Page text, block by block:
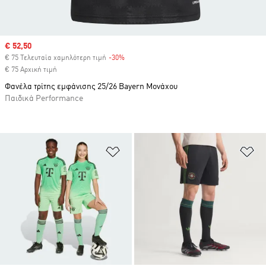
Προσθήκη στη Λίστα Επιθυμιών
Sale price
€ 52,50
€ 75 Τελευταία χαμηλότερη τιμή -30%
€ 75 Αρχική τιμή
Φανέλα τρίτης εμφάνισης 25/26 Bayern Μονάχου
Παιδικά Performance